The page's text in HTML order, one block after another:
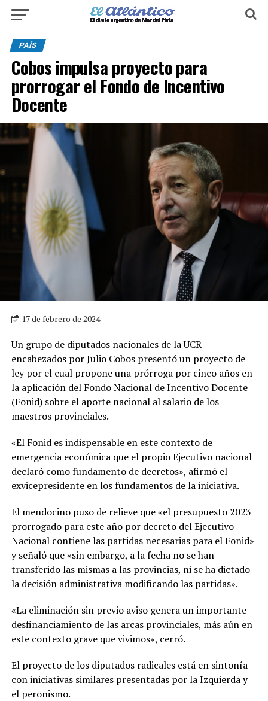
PAÍS
Cobos impulsa proyecto para
prorrogar el Fondo de Incentivo
Docente
17 de febrero de 2024
Un grupo de diputados nacionales de la UCR
encabezados por Julio Cobos presentó un proyecto de
ley por el cual propone una prórroga por cinco años en
la aplicación del Fondo Nacional de Incentivo Docente
(Fonid) sobre el aporte nacional al salario de los
maestros provinciales.
«El Fonid es indispensable en este contexto de
emergencia económica que el propio Ejecutivo nacional
declaró como fundamento de decretos», afirmó el
exvicepresidente en los fundamentos de la iniciativa.
El mendocino puso de relieve que «el presupuesto 2023
prorrogado para este año por decreto del Ejecutivo
Nacional contiene las partidas necesarias para el Fonid»
y señaló que «sin embargo, a la fecha no se han
transferido las mismas a las provincias, ni se ha dictado
la decisión administrativa modificando las partidas».
«La eliminación sin previo aviso genera un importante
desfinanciamiento de las arcas provinciales, más aún en
este contexto grave que vivimos», cerró.
El proyecto de los diputados radicales está en sintonía
con iniciativas similares presentadas por la Izquierda y
el peronismo.